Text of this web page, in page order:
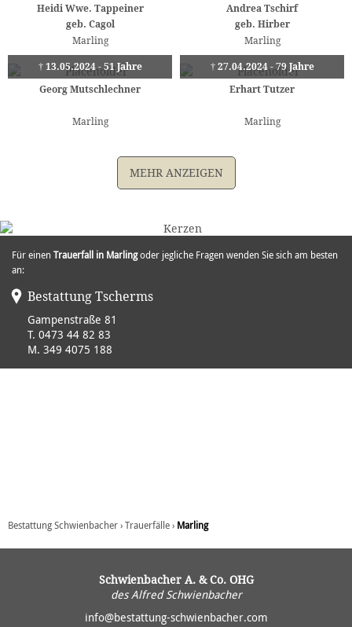
Für einen Trauerfall in Marlingoder jegliche Fragen wenden Sie sich am besten
an:
Bestattung Tscherms
Gampenstraße 81
T. 0473 44 82 83
M. 349 4075 188
Heidi Wwe. Tappeiner
geb. Cagol
Marling
Andrea Tschirf
geb. Hirber
Marling
† 13.05.2024 - 51 Jahre
Georg Mutschlechner
Marling
† 27.04.2024 - 79 Jahre
Erhart Tutzer
Marling
MEHR ANZEIGEN
Bestattung Schwienbacher›Trauerfälle› Marling
Schwienbacher A. & Co. OHG
des Alfred Schwienbacher
info@bestattung-schwienbacher.com